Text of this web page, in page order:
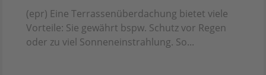
(epr) Eine Terrassenüberdachung bietet viele
Vorteile: Sie gewährt bspw. Schutz vor Regen
oder zu viel Sonneneinstrahlung. So...